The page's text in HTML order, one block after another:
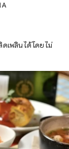
เพลินได้โดยไม่